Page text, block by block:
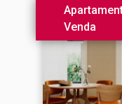
Venda